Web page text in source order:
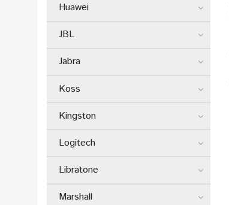
Huawei
JBL
Jabra
Koss
Kingston
Logitech
Libratone
Marshall